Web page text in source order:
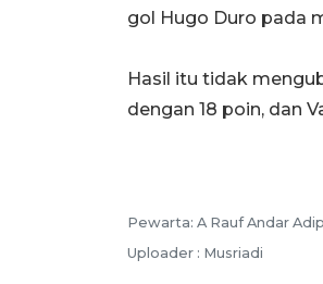
gol Hugo Duro pada
Hasil itu tidak
dengan 18 poin, dan
Pewarta: A Rauf Andar
Uploader : Musriadi